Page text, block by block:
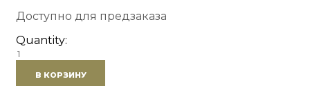
Доступно для предзаказа
Quantity:
Количество
Лодка
В КОРЗИНУ